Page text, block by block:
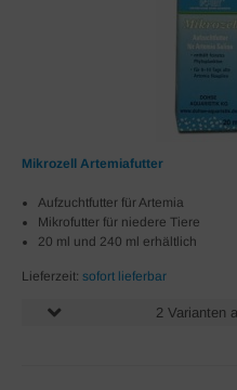
Mikrozell Artemiafutter
Aufzuchtfutter für Artemia
Mikrofutter für niedere Tiere
20 ml und 240 ml erhältlich
Lieferzeit: sofort lieferbar
2 Varianten